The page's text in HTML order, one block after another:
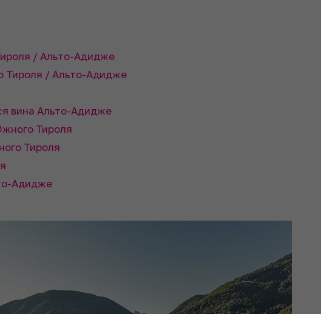
/ Альто-Адидже
Тироля / Альто-Адидже
вина Альто-Адидже
Тироля
Тироля
Адидже